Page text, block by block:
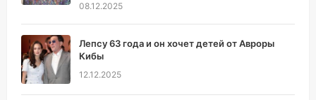
08.12.2025
Лепсу 63 года и он хочет детей от Авроры
Кибы
12.12.2025